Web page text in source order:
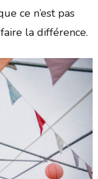
ce n’est pas
la différence.